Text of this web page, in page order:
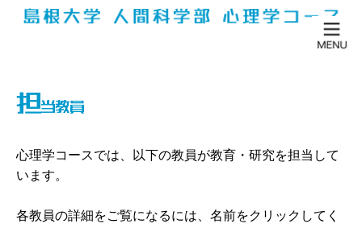
心理学コースでは、以下の教員が教育・研究を担当して
います。
各教員の詳細をご覧になるには、名前をクリックしてく